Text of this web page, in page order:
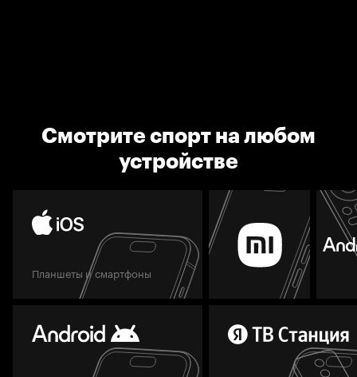
Смотрите спорт на любом
устройстве
Планшеты и смартфоны